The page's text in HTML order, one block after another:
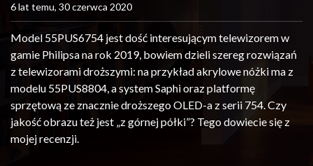
6 lat temu, 30 czerwca 2020
Model 55PUS6754 jest dość interesującym telewizorem w
gamie Philipsa na rok 2019, bowiem dzieli szereg rozwiązań
z telewizorami droższymi: na przykład akrylowe nóżki ma z
modelu 55PUS8804, a system Saphi oraz platformę
sprzętową ze znacznie droższego OLED-a z serii 754. Czy
jakość obrazu też jest „z górnej półki”? Tego dowiecie się z
mojej recenzji.